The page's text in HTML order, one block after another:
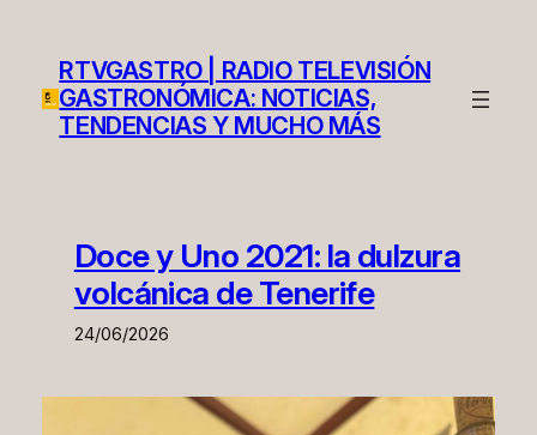
contenidoRTVGASTRO | RADIO TELEVISIÓN
GASTRONÓMICA: NOTICIAS,
TENDENCIAS Y MUCHO MÁS
Doce y Uno 2021: la dulzura
volcánica de Tenerife
24/06/2026